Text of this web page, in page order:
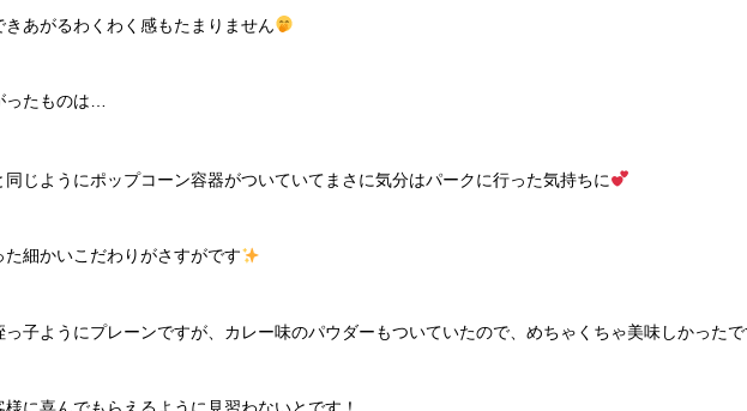
きあがるわくわく感もたまりません
ったものは…
同じようにポップコーン容器がついていてまさに気分はパークに行った気持ちに
た細かいこだわりがさすがです
っ子ようにプレーンですが、カレー味のパウダーもついていたので、めちゃくちゃ美味しかった